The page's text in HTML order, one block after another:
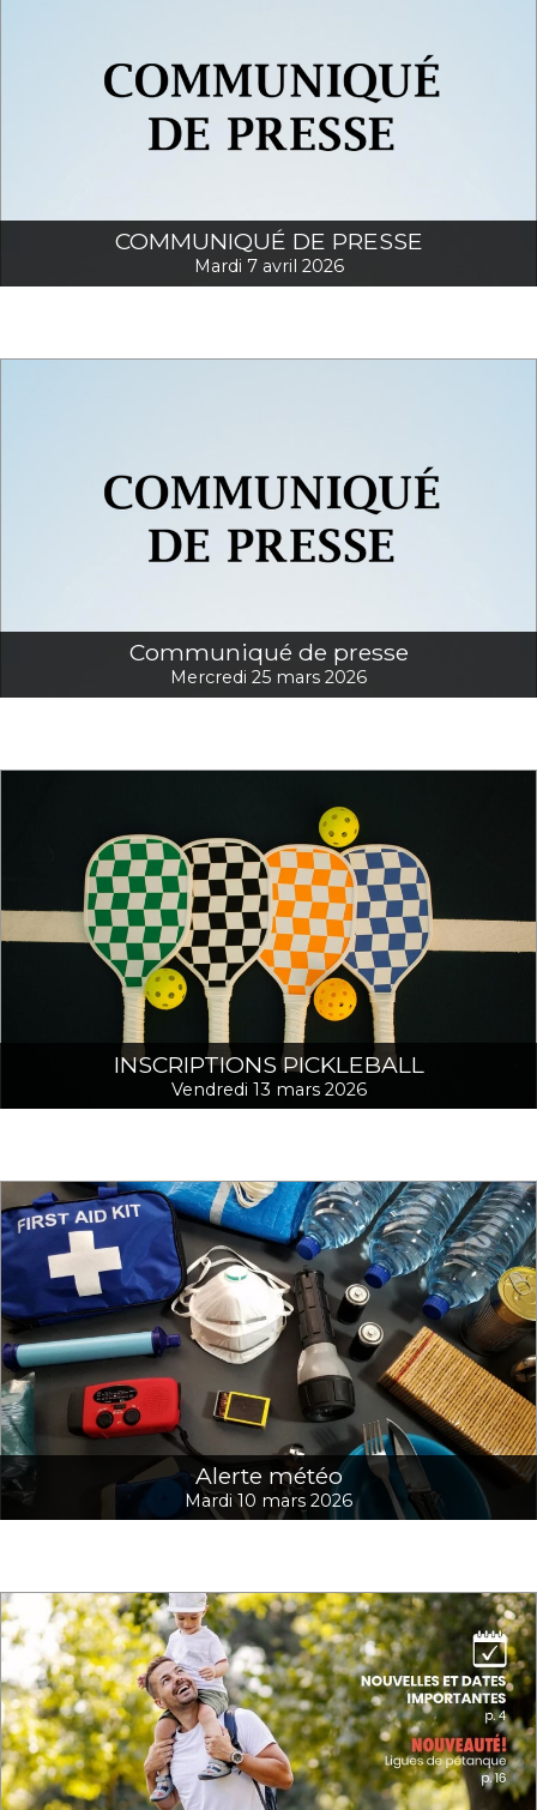
COMMUNIQUÉ DE PRESSE
Mardi 7 avril 2026
Communiqué de presse
Mercredi 25 mars 2026
INSCRIPTIONS PICKLEBALL
Vendredi 13 mars 2026
Alerte météo
Mardi 10 mars 2026